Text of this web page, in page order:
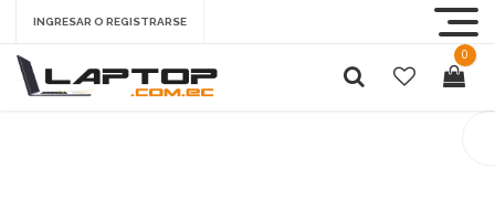
INGRESAR O REGISTRARSE
0